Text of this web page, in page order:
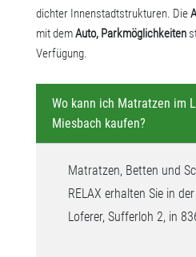
dichter Innenstadtstrukturen. Die
mit demAuto, Parkmöglichkeiten
Verfügung.
Wo kann ich Matratzen im
Miesbach kaufen?
Matratzen, Betten und
RELAX erhalten Sie in
Loferer, Sufferloh 2, in